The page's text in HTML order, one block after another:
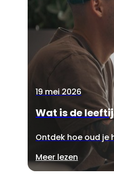
19 mei 2026
Wat is de
Ontdek hoe oud je
Meer lezen